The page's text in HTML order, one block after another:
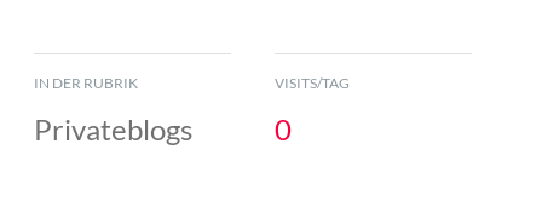
IN DER RUBRIK
Privateblogs
VISITS/TAG
0